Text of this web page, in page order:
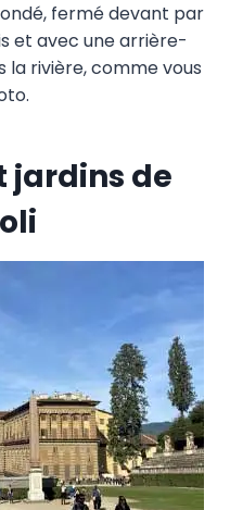
fermé devant par
et avec une arrière-
la rivière, comme vous
jardins de